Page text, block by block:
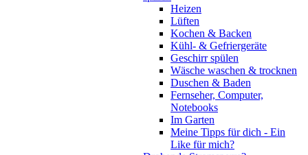
Heizen
Lüften
Kochen & Backen
Kühl- & Gefriergeräte
Geschirr spülen
Wäsche waschen & trocknen
Duschen & Baden
Fernseher, Computer,
Notebooks
Im Garten
Meine Tipps für dich - Ein
Like für mich?